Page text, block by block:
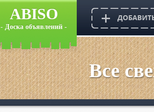
ABISO
- Доска объявлений -
Все